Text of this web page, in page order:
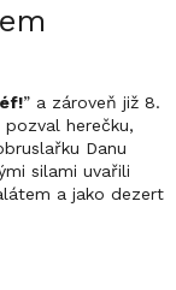
” a zároveň již 8.
herečku,
Danu
silami uvařili
a jako dezert